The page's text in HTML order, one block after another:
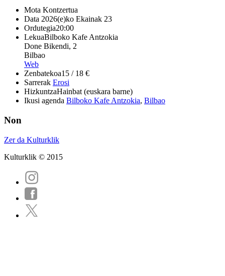
Mota Kontzertua
Data 2026(e)ko Ekainak 23
Ordutegia20:00
LekuaBilboko Kafe Antzokia
Done Bikendi, 2
Bilbao
Web
Zenbatekoa15 / 18 €
Sarrerak Erosi
HizkuntzaHainbat (euskara barne)
Ikusi agenda Bilboko Kafe Antzokia, Bilbao
Non
Zer da Kulturklik
Kulturklik © 2015